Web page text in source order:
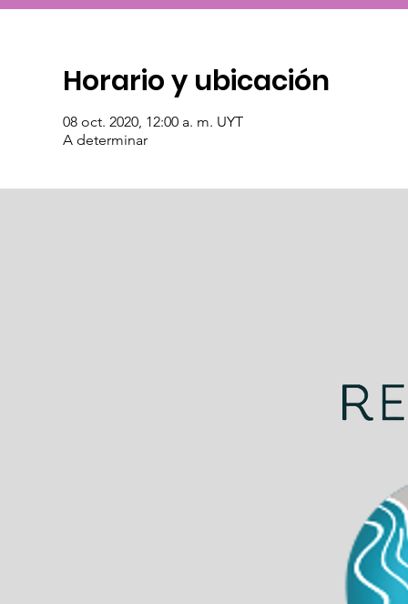
Horario y ubicación
08 oct. 2020, 12:00 a. m. UYT
A determinar